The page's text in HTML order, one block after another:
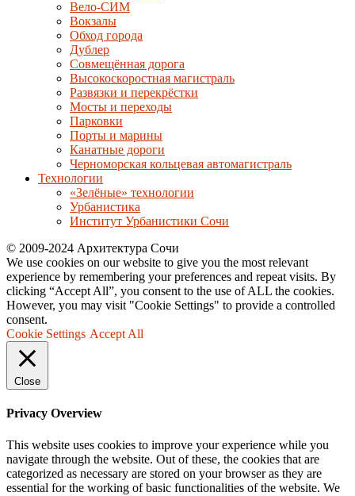
Вело-СИМ
Вокзалы
Обход города
Дублер
Совмещённая дорога
Высокоскоростная магистраль
Развязки и перекрёстки
Мосты и переходы
Парковки
Порты и марины
Канатные дороги
Черноморская кольцевая автомагистраль
Технологии
«Зелёные» технологии
Урбанистика
Институт Урбанистики Сочи
© 2009-2024 Архитектура Сочи
We use cookies on our website to give you the most relevant
experience by remembering your preferences and repeat visits. By
clicking “Accept All”, you consent to the use of ALL the cookies.
However, you may visit "Cookie Settings" to provide a controlled
consent.
Cookie Settings Accept All
Close
Privacy Overview
This website uses cookies to improve your experience while you
navigate through the website. Out of these, the cookies that are
categorized as necessary are stored on your browser as they are
essential for the working of basic functionalities of the website. We